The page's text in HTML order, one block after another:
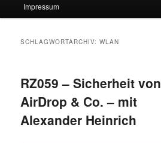
Impressum
SCHLAGWORTARCHIV:WLAN
RZ059 – Sicherheit von
AirDrop & Co. – mit
Alexander Heinrich